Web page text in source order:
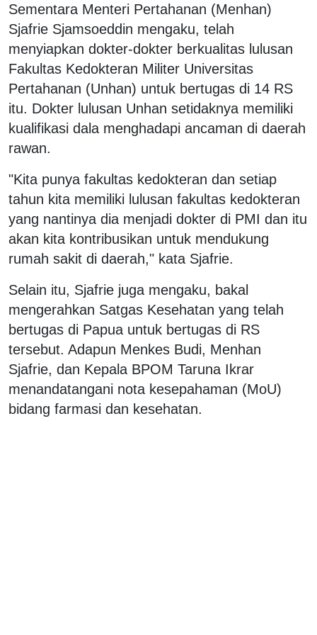
Sementara Menteri Pertahanan (Menhan)
Sjafrie Sjamsoeddin mengaku, telah
menyiapkan dokter-dokter berkualitas lulusan
Fakultas Kedokteran Militer Universitas
Pertahanan (Unhan) untuk bertugas di 14 RS
itu. Dokter lulusan Unhan setidaknya memiliki
kualifikasi dala menghadapi ancaman di daerah
rawan.
"Kita punya fakultas kedokteran dan setiap
tahun kita memiliki lulusan fakultas kedokteran
yang nantinya dia menjadi dokter di PMI dan itu
akan kita kontribusikan untuk mendukung
rumah sakit di daerah," kata Sjafrie.
Selain itu, Sjafrie juga mengaku, bakal
mengerahkan Satgas Kesehatan yang telah
bertugas di Papua untuk bertugas di RS
tersebut. Adapun Menkes Budi, Menhan
Sjafrie, dan Kepala BPOM Taruna Ikrar
menandatangani nota kesepahaman (MoU)
bidang farmasi dan kesehatan.